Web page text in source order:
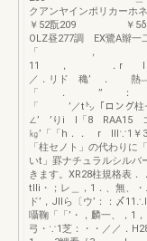
クアンヤインポリ
￥52翫209 ￥5δ6。
OLZ昼277調 EX鷺A辮一
「 ， 1
11 ， ．r
／．リド 穐’ ．
「 ． ”
「 ’／t㌧「ロング柱
∠’ ’りi l「8 RAA15 コ
㎏’「「h．． r lll∵1￥
「柱セノト」の代わりに
いt」罫ナチュラルシルバ
きます。XR28柱規格表．
tlli・；レ＿，1．、無、
ド’，Jllら〔ウ’：：〆
囁鞠「「’・，麟一、，1
弓・∵1芝：・・／